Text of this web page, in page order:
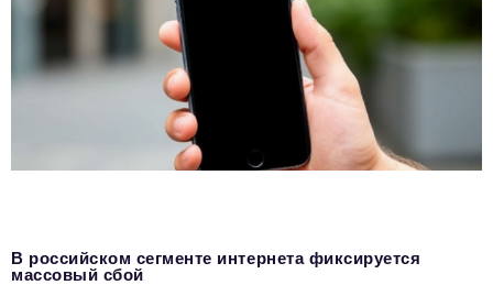
В российском сегменте интернета фиксируется
массовый сбой